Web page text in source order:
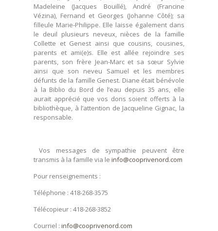
Madeleine (Jacques Bouillé), André (Francine
Vézina), Fernand et Georges (Johanne Côté); sa
filleule Marie-Philippe. Elle laisse également dans
le deuil plusieurs neveux, nièces de la famille
Collette et Genest ainsi que cousins, cousines,
parents et ami(e)s. Elle est allée rejoindre ses
parents, son frère Jean-Marc et sa sœur Sylvie
ainsi que son neveu Samuel et les membres
défunts de la famille Genest. Diane était bénévole
à la Biblio du Bord de l’eau depuis 35 ans, elle
aurait apprécié que vos dons soient offerts à la
bibliothèque, à l’attention de Jacqueline Gignac, la
responsable.
Vos messages de sympathie peuvent être
transmis à la famille via leinfo@cooprivenord.com
Pour renseignements :
Téléphone : 418-268-3575
Télécopieur : 418-268-3852
Courriel :info@cooprivenord.com